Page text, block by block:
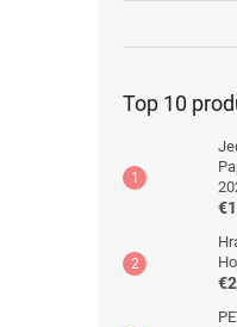
Top 10